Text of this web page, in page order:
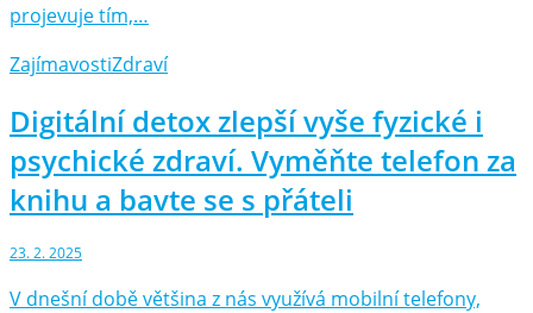
projevuje tím,…
ZajímavostiZdraví
Digitální detox zlepší vyše fyzické i
psychické zdraví. Vyměňte telefon za
knihu a bavte se s přáteli
23. 2. 2025
V dnešní době většina z nás využívá mobilní telefony,